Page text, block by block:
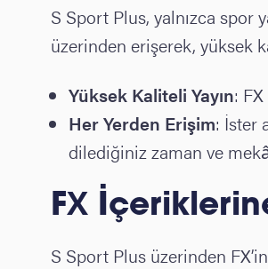
S Sport Plus, yalnızca spor
üzerinden erişerek, yüksek
Yüksek Kaliteli Yayın:
Her Yerden Erişim: İster
dilediğiniz zaman ve
FX
S Sport Plus üzerinden